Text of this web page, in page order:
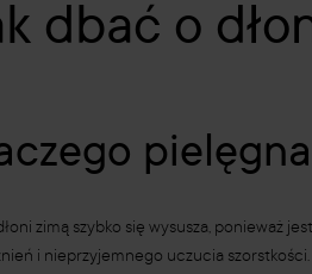
dbać o
zimą szybko się wysusza, ponieważ
i nieprzyjemnego uczucia